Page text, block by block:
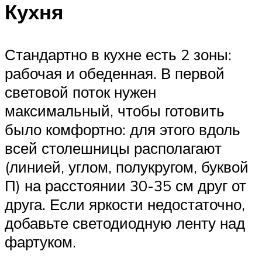
Кухня
Стандартно в кухне есть 2 зоны:
рабочая и обеденная. В первой
световой поток нужен
максимальный, чтобы готовить
было комфортно: для этого вдоль
всей столешницы располагают
(линией, углом, полукругом, буквой
П) на расстоянии 30-35 см друг от
друга. Если яркости недостаточно,
добавьте светодиодную ленту над
фартуком.